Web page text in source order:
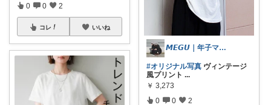
0 0 2
コレ いいね
𝙈𝙀𝙂𝙐｜年子ママ の暮らし
#オリジナル写真 ヴィンテージ
風プリント ...
￥ 3,273
0 0 2